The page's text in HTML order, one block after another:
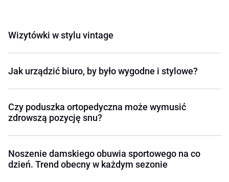
Wizytówki w stylu vintage
Jak urządzić biuro, by było wygodne i stylowe?
Czy poduszka ortopedyczna może wymusić
zdrowszą pozycję snu?
Noszenie damskiego obuwia sportowego na co
dzień. Trend obecny w każdym sezonie